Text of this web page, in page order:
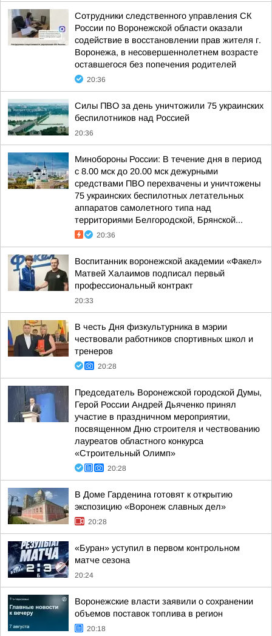
Сотрудники следственного управления СК
России по Воронежской области оказали
содействие в восстановлении прав жителя г.
Воронежа, в несовершеннолетнем возрасте
оставшегося без попечения родителей
20:36
Силы ПВО за день уничтожили 75 украинских
беспилотников над Россией
20:36
Минобороны России: В течение дня в период
с 8.00 мск до 20.00 мск дежурными
средствами ПВО перехвачены и уничтожены
75 украинских беспилотных летательных
аппаратов самолетного типа над
территориями Белгородской, Брянской...
20:36
Воспитанник воронежской академии «Факел»
Матвей Халаимов подписал первый
профессиональный контракт
20:33
В честь Дня физкультурника в мэрии
чествовали работников спортивных школ и
тренеров
20:28
Председатель Воронежской городской Думы,
Герой России Андрей Дьяченко принял
участие в праздничном мероприятии,
посвященном Дню строителя и чествованию
лауреатов областного конкурса
«Строительный Олимп»
20:28
В Доме Гарденина готовят к открытию
экспозицию «Воронеж славных дел»
20:28
«Буран» уступил в первом контрольном
матче сезона
20:24
Воронежские власти заявили о сохранении
объемов поставок топлива в регион
20:18